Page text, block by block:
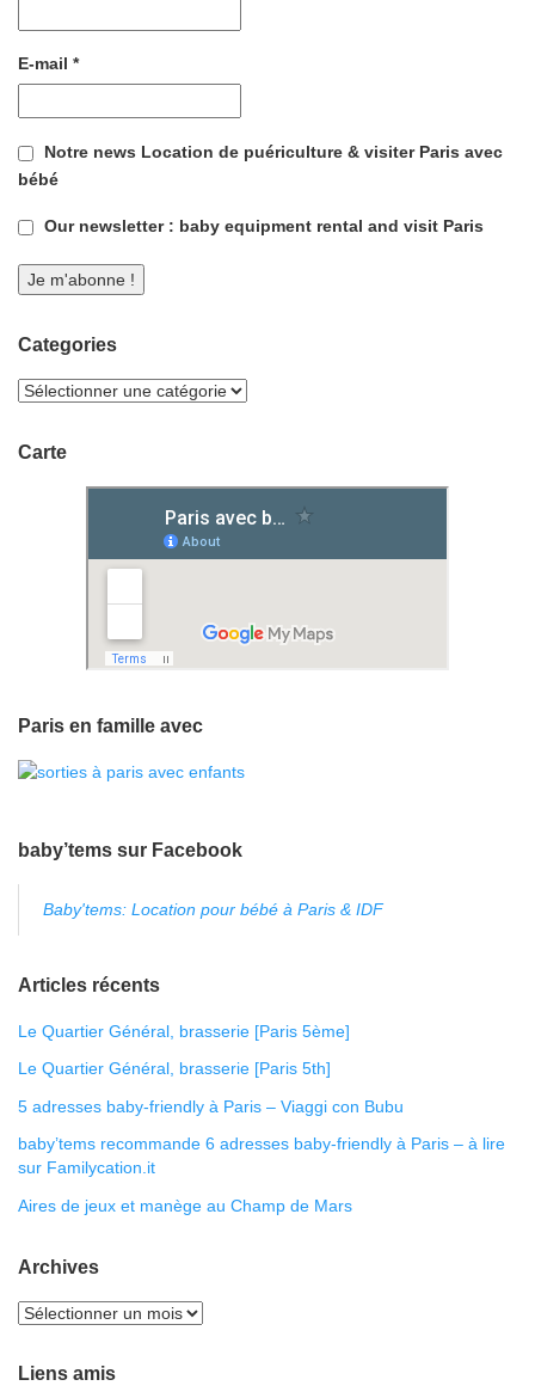
E-mail *
Notre news Location de puériculture & visiter Paris avec
bébé
Our newsletter : baby equipment rental and visit Paris
Categories
Carte
Paris en famille avec
baby’tems sur Facebook
Baby'tems: Location pour bébé à Paris & IDF
Articles récents
Le Quartier Général, brasserie [Paris 5ème]
Le Quartier Général, brasserie [Paris 5th]
5 adresses baby-friendly à Paris – Viaggi con Bubu
baby’tems recommande 6 adresses baby-friendly à Paris – à lire
sur Familycation.it
Aires de jeux et manège au Champ de Mars
Archives
Liens amis